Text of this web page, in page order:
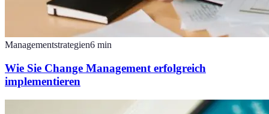
Managementstrategien6 min
Wie Sie Change Management erfolgreich
implementieren